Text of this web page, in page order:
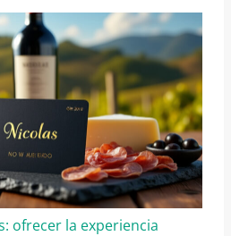
ofrecer la experiencia